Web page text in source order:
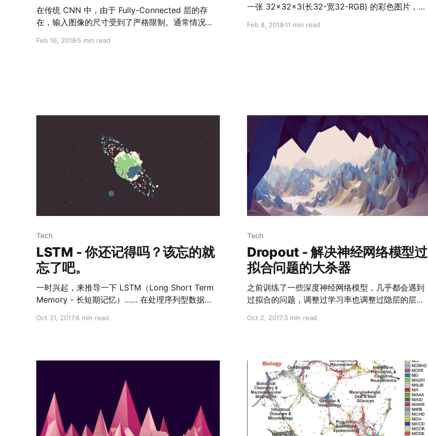
在传统 CNN 中，由于 Fully-Connected 层的存
在，输入图像的尺寸受到了严格限制。通常情况
（warp）的操作来调整其尺寸使其适配于 CNN。
Feb 16, 2018 5 min read
一张 32×32×3(长32-宽32-RGB) 的彩色图片，在
32×32×3 = 3072 个神经元，也就是有 3027 组参
Feb 8, 201811 min read
Tech
LSTM - 你还记得吗？该忘的就
忘了吧。
一时兴起，来推导一下 LSTM（Long Short Term
Memory - 长短期记忆）…… 在处理序列型数据
LSTM 的前身。
Oct 31, 20178 min read
Tech
Dropout - 解决神经网络模型过
拟合问题的大杀器
之前训练了一些深度神经网络模型，几乎都会遇到
过拟合的问题，调整过学习率也调整过隐层的层级
的时候才发现有个 Dropout，今天来做个小总结。
Oct 2, 20173 min read